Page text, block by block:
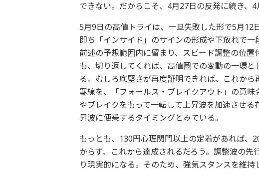
できない。だからこそ、4月27日の反発に続き、
5月9日の高値トライは、一旦失敗した形で5月12
即ち「インサイド」のサインの形成や下放れで
前述の予想範囲内に留まり、スピード調整の位
も、切り返してくれば、高値圏での変動の一環
る。むしろ底堅さが再度証明できれば、これか
罫線を、「フォールス・ブレイクアウト」の意
やブレイクをもって一転して上昇波を加速させ
昇波に便乗するタイミングとみている。
もっとも、130円心理関門以上の定着があれば、
からず、これから達成されるだろう。調整波の
り現実的になる。そのため、強気スタンスを維持